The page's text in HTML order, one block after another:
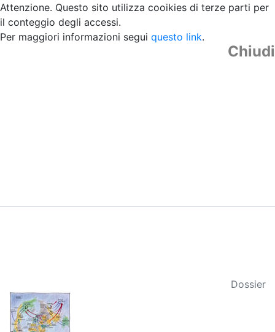
Attenzione. Questo sito utilizza cooikies di terze parti per
il conteggio degli accessi.
Per maggiori informazioni segui questo link.
Chiudi
Dossier